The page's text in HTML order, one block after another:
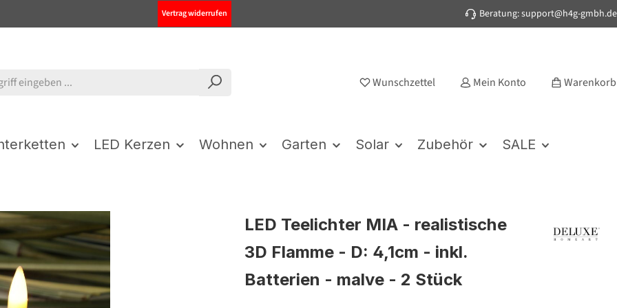
Vertrag widerrufen Beratung: support@h4g-gmbh.de
Wunschzettel Mein Konto Warenkorb
LED Kerzen Wohnen Garten Solar Zubehör SALE
LED Teelichter MIA - realistische
3D Flamme - D: 4,1cm - inkl.
Batterien - malve - 2 Stück